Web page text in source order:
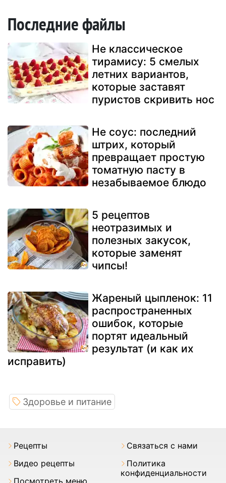
Последние файлы
Не классическое
тирамису: 5 смелых
летних вариантов,
которые заставят
пуристов скривить нос
Не соус: последний
штрих, который
превращает простую
томатную пасту в
незабываемое блюдо
5 рецептов
неотразимых и
полезных закусок,
которые заменят
чипсы!
Жареный цыпленок: 11
распространенных
ошибок, которые
портят идеальный
результат (и как их
исправить)
Здоровье и питание
Pецепты
Видео рецепты
Посмотреть меню
Связаться с нами
Политика
конфиденциальности